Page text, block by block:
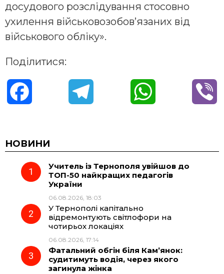
досудового розслідування стосовно
ухилення військовозобов’язаних від
військового обліку».
Поділитися:
c
e
o
k
e
r
a
m
t
A
НОВИНИ
Учитель із Тернополя увійшов до
ТОП-50 найкращих педагогів
України
06.08.2026, 18:03
У Тернополі капітально
відремонтують світлофори на
чотирьох локаціях
06.08.2026, 17:14
Фатальний обгін біля Кам’янок:
судитимуть водія, через якого
загинула жінка